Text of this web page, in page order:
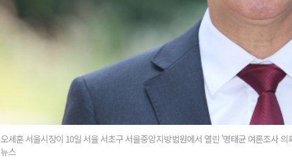
오세훈 서울시장이 10일 서울 서초구 서울중앙지방법원에서 열린 '명태균 여론조사
뉴스